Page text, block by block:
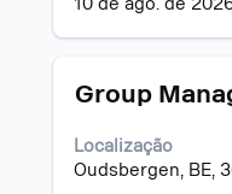
10 de ago. de
dela.
Título
Group
Localização
Oudsbergen, BE,
Selecione
vaga
com